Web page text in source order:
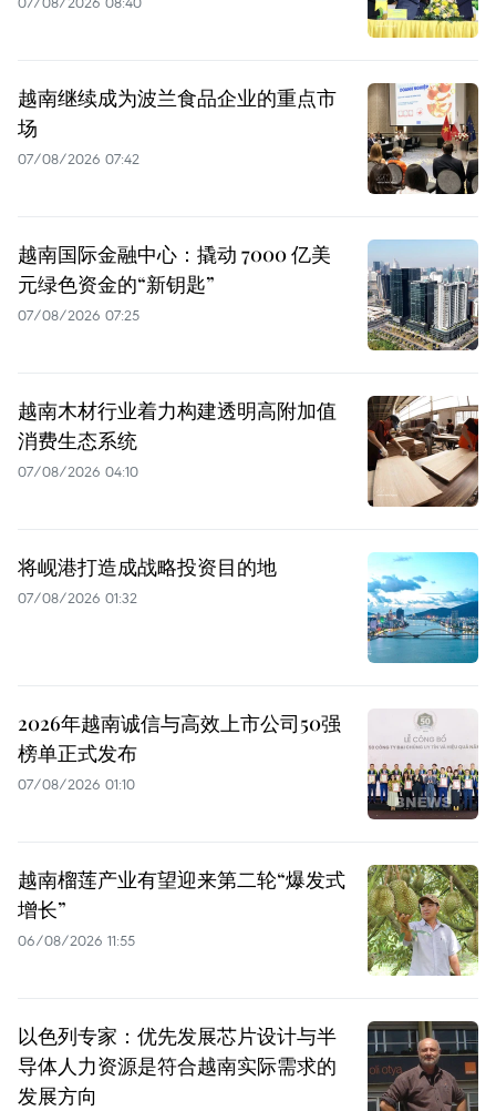
越南继续成为波兰食品企业的重点市
场
07/08/2026 07:42
越南国际金融中心：撬动 7000 亿美
元绿色资金的“新钥匙”
07/08/2026 07:25
越南木材行业着力构建透明高附加值
消费生态系统
07/08/2026 04:10
将岘港打造成战略投资目的地
07/08/2026 01:32
2026年越南诚信与高效上市公司50强
榜单正式发布
07/08/2026 01:10
越南榴莲产业有望迎来第二轮“爆发式
增长”
06/08/2026 11:55
以色列专家：优先发展芯片设计与半
导体人力资源是符合越南实际需求的
发展方向